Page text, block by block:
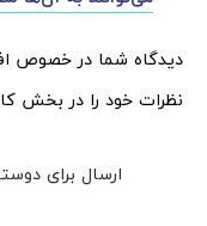
دیدگاه شما در خصوص
نظرات خود را در بخش
ارسال برای